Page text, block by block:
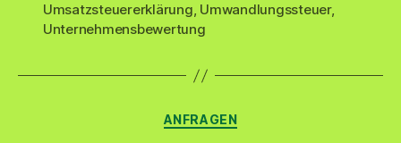
Umsatzsteuererklärung, Umwandlungssteuer,
Unternehmensbewertung
Kategorien
ANFRAGEN